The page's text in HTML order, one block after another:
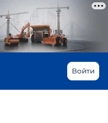
Войти